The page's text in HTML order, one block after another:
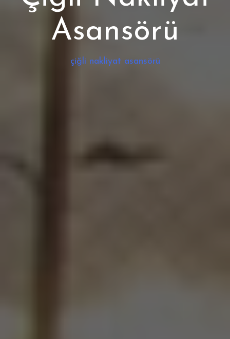
Asansörü
çiğli nakliyat asansörü